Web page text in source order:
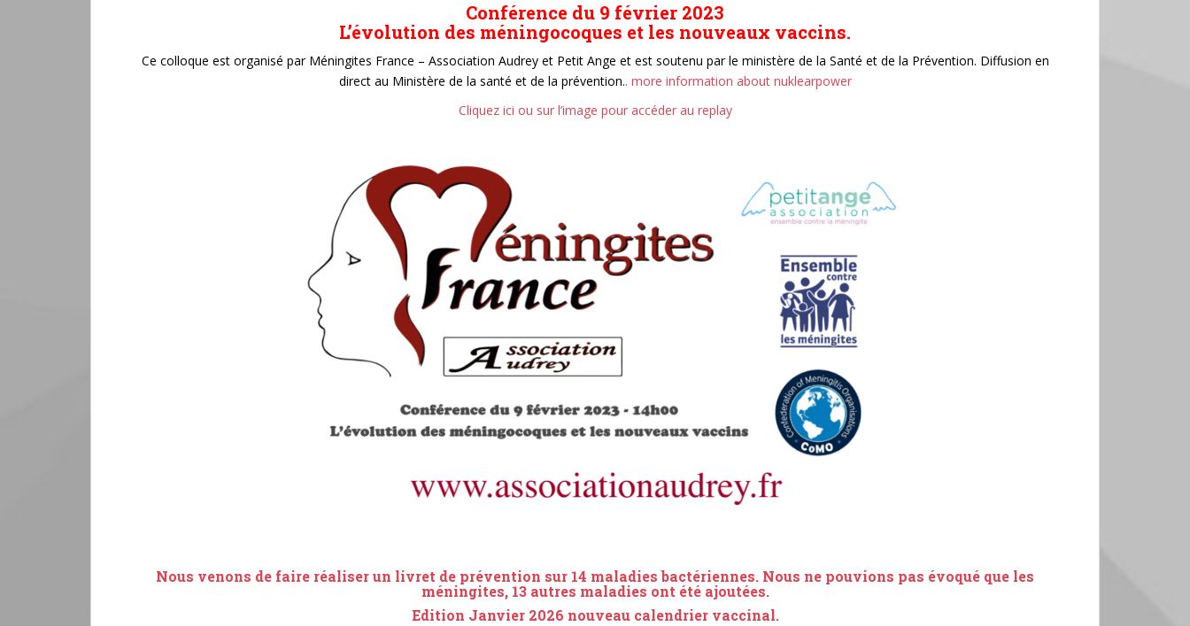
Conférence du 9 février 2023
L’évolution des méningocoques et les nouveaux vaccins.
Ce colloque est organisé par Méningites France – Association Audrey et Petit Ange et est soutenu par le ministère de la Santé et de la Prévention. Diffusion en
direct au Ministère de la santé et de la prévention.. more information about nuklearpower
Cliquez ici ou sur l’image pour accéder au replay
Nous venons de faire réaliser un livret de prévention sur 14 maladies bactériennes. Nous ne pouvions pas évoqué que les
méningites, 13 autres maladies ont été ajoutées.
Edition Janvier 2026 nouveau calendrier vaccinal.